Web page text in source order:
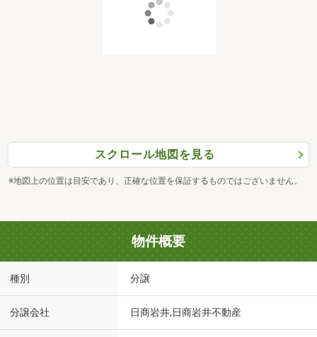
スクロール地図を見る
※地図上の位置は目安であり、正確な位置を保証するものではございません。
物件概要
種別 分譲
分譲会社 日商岩井,日商岩井不動産